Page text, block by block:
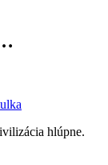
hlúpne.